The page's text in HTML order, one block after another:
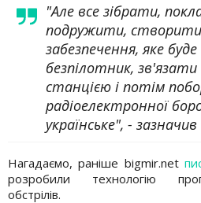
"Але все зібрати,
подружити,
забезпечення, яке
безпілотник,
станцією і потім
радіоелектронної
українське", -
Нагадаємо, раніше bigmir.net
розробили технологію
обстрілів.